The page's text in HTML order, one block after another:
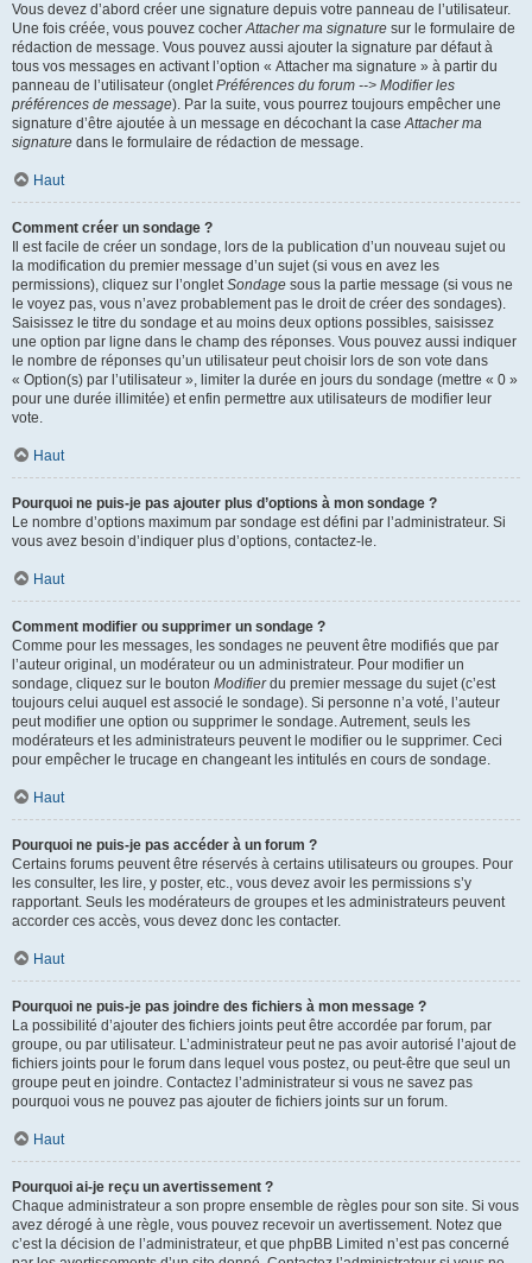
Vous devez d’abord créer une signature depuis votre panneau de l’utilisateur.
Une fois créée, vous pouvez cocherAttacher ma signature sur le formulaire de
rédaction de message. Vous pouvez aussi ajouter la signature par défaut à
tous vos messages en activant l’option « Attacher ma signature » à partir du
panneau de l’utilisateur (ongletPréférences du forum --> Modifier les
préférences de message). Par la suite, vous pourrez toujours empêcher une
signature d’être ajoutée à un message en décochant la caseAttacher ma
signature dans le formulaire de rédaction de message.
Haut
Comment créer un sondage ?
Il est facile de créer un sondage, lors de la publication d’un nouveau sujet ou
la modification du premier message d’un sujet (si vous en avez les
permissions), cliquez sur l’ongletSondage sous la partie message (si vous ne
le voyez pas, vous n’avez probablement pas le droit de créer des sondages).
Saisissez le titre du sondage et au moins deux options possibles, saisissez
une option par ligne dans le champ des réponses. Vous pouvez aussi indiquer
le nombre de réponses qu’un utilisateur peut choisir lors de son vote dans
« Option(s) par l’utilisateur », limiter la durée en jours du sondage (mettre « 0 »
pour une durée illimitée) et enfin permettre aux utilisateurs de modifier leur
vote.
Haut
Pourquoi ne puis-je pas ajouter plus d’options à mon sondage ?
Le nombre d’options maximum par sondage est défini par l’administrateur. Si
vous avez besoin d’indiquer plus d’options, contactez-le.
Haut
Comment modifier ou supprimer un sondage ?
Comme pour les messages, les sondages ne peuvent être modifiés que par
l’auteur original, un modérateur ou un administrateur. Pour modifier un
sondage, cliquez sur le bouton Modifierdu premier message du sujet (c’est
toujours celui auquel est associé le sondage). Si personne n’a voté, l’auteur
peut modifier une option ou supprimer le sondage. Autrement, seuls les
modérateurs et les administrateurs peuvent le modifier ou le supprimer. Ceci
pour empêcher le trucage en changeant les intitulés en cours de sondage.
Haut
Pourquoi ne puis-je pas accéder à un forum ?
Certains forums peuvent être réservés à certains utilisateurs ou groupes. Pour
les consulter, les lire, y poster, etc., vous devez avoir les permissions s’y
rapportant. Seuls les modérateurs de groupes et les administrateurs peuvent
accorder ces accès, vous devez donc les contacter.
Haut
Pourquoi ne puis-je pas joindre des fichiers à mon message ?
La possibilité d’ajouter des fichiers joints peut être accordée par forum, par
groupe, ou par utilisateur. L’administrateur peut ne pas avoir autorisé l’ajout de
fichiers joints pour le forum dans lequel vous postez, ou peut-être que seul un
groupe peut en joindre. Contactez l’administrateur si vous ne savez pas
pourquoi vous ne pouvez pas ajouter de fichiers joints sur un forum.
Haut
Pourquoi ai-je reçu un avertissement ?
Chaque administrateur a son propre ensemble de règles pour son site. Si vous
avez dérogé à une règle, vous pouvez recevoir un avertissement. Notez que
c’est la décision de l’administrateur, et que phpBB Limited n’est pas concerné